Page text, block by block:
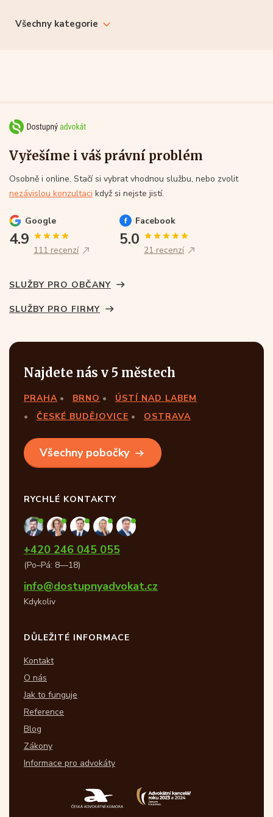
Všechny kategorie
Vyřešíme i váš právní problém
Osobně i online. Stačí si vybrat vhodnou službu, nebo zvolit
nezávislou konzultaci když si nejste jistí.
Google
4.9
111 recenzí
Facebook
5.0
21 recenzí
SLUŽBY PRO OBČANY
SLUŽBY PRO FIRMY
Najdete nás v 5 městech
PRAHA BRNO
ÚSTÍ NAD LABEM
ČESKÉ BUDĚJOVICE
OSTRAVA
Všechny pobočky
RYCHLÉ KONTAKTY
+420 246 045 055
(Po–Pá: 8—18)
info@dostupnyadvokat.cz
Kdykoliv
DŮLEŽITÉ INFORMACE
Kontakt
O nás
Jak to funguje
Reference
Blog
Zákony
Informace pro advokáty